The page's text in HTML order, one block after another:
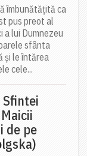
îmbunătățită ca
pus preot al
a lui Dumnezeu
sfânta
și le întărea
cele...
Sfintei
de pe